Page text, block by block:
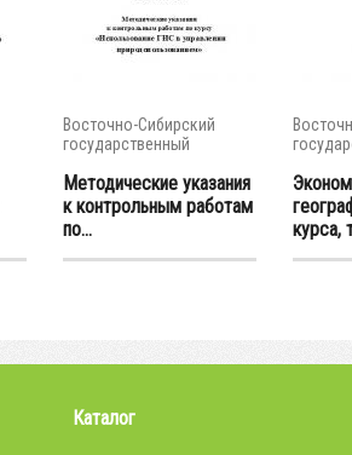
Восточно-Сибирский
государственный
Методические указания
к контрольным работам
по...
курса,
Каталог